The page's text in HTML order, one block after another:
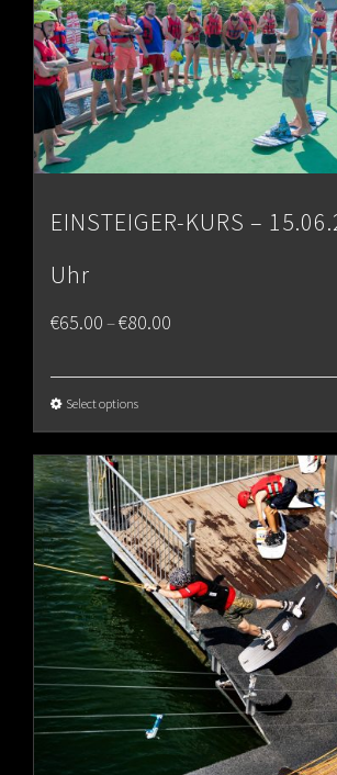
EINSTEIGER-KURS –
Uhr
€65.00–€80.00
€80.00
Select options